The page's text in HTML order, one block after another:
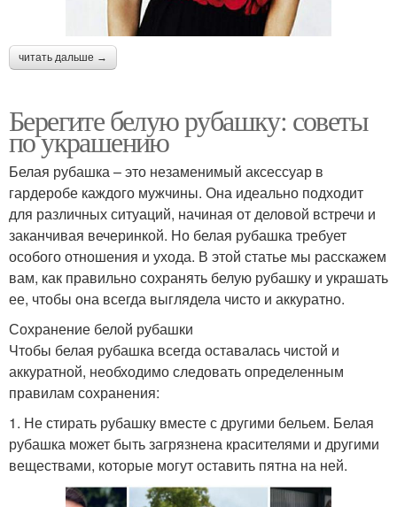
читать дальше →
Берегите белую рубашку: советы
по украшению
Белая рубашка – это незаменимый аксессуар в
гардеробе каждого мужчины. Она идеально подходит
для различных ситуаций, начиная от деловой встречи и
заканчивая вечеринкой. Но белая рубашка требует
особого отношения и ухода. В этой статье мы расскажем
вам, как правильно сохранять белую рубашку и украшать
ее, чтобы она всегда выглядела чисто и аккуратно.
Сохранение белой рубашки
Чтобы белая рубашка всегда оставалась чистой и
аккуратной, необходимо следовать определенным
правилам сохранения:
1. Не стирать рубашку вместе с другими бельем. Белая
рубашка может быть загрязнена красителями и другими
веществами, которые могут оставить пятна на ней.